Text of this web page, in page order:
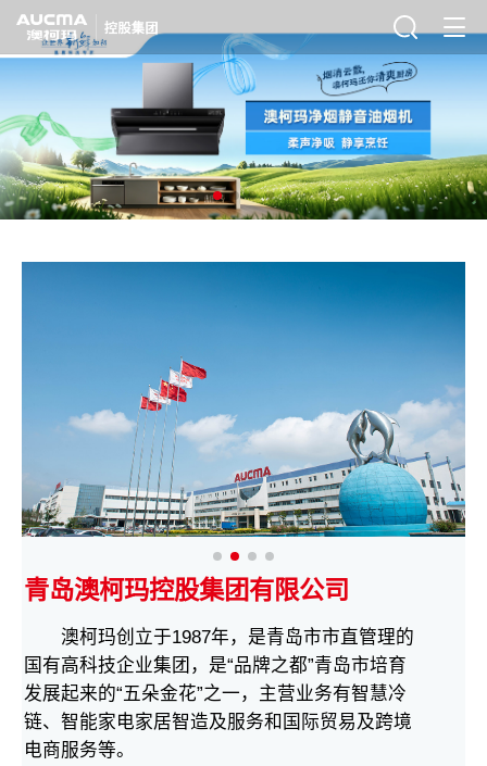
青岛澳柯玛控股集团有限公司
澳柯玛创立于1987年，是青岛市市直管理的
国有高科技企业集团，是“品牌之都”青岛市培育
发展起来的“五朵金花”之一，主营业务有智慧冷
链、智能家电家居智造及服务和国际贸易及跨境
电商服务等。